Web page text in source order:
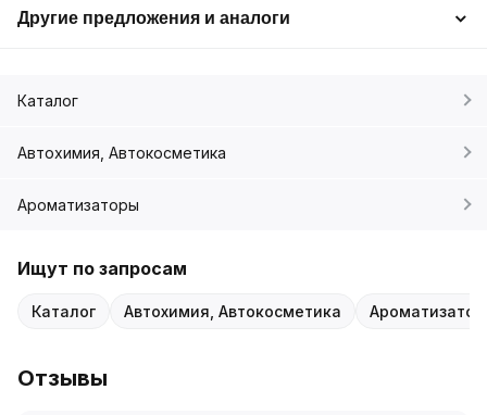
Другие предложения и аналоги
Каталог
Автохимия, Автокосметика
Ароматизаторы
Ищут по запросам
Каталог Автохимия, Автокосметика
Отзывы